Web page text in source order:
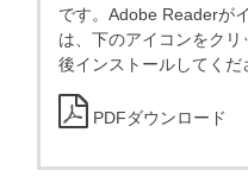
です。Adobe Readerが
は、下のアイコンをク
後インストールしてくだ
PDFダウンロード